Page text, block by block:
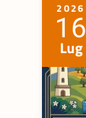
2026
16
Lug